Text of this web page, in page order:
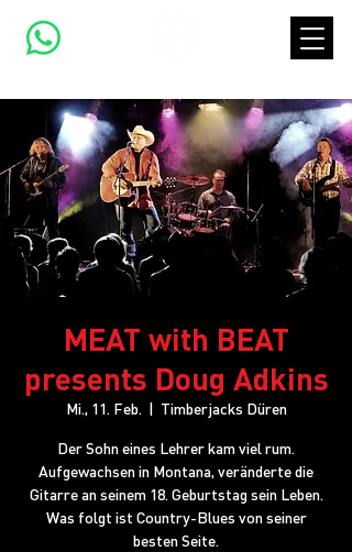
MEAT with BEAT
presents Doug Adkins
Mi., 11. Feb.
  |
Timberjacks Düren
Der Sohn eines Lehrer kam viel rum.
Aufgewachsen in Montana, veränderte die
Gitarre an seinem 18. Geburtstag sein Leben.
Was folgt ist Country-Blues von seiner
besten Seite.